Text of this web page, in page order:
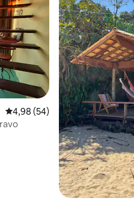
Évaluation moyenne sur la
4,98 (54)